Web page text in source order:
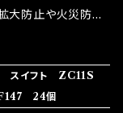
・ターボ車のターボ
ユースだけでなく、
実証実験の上、 製
プレートが接触する
ます。 ◇マジカル
ーズは放電防止効
大防止や火災防止
を行っています。
れない欠点があり
スイフト ZC11S
24個